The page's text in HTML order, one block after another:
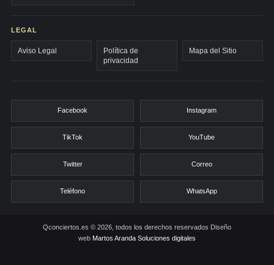
LEGAL
Aviso Legal
Política de
privacidad
Mapa del Sitio
Facebook Instagram
TikTok YouTube
Twitter Correo
Teléfono WhatsApp
Qconciertos.es © 2026, todos los derechos reservados Diseño
web Martos Aranda Soluciones digitales